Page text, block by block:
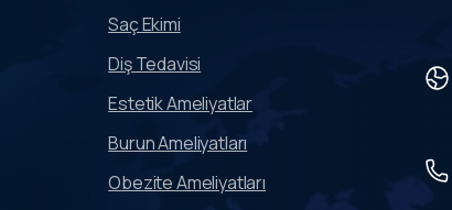
Saç Ekimi
Diş Tedavisi
Estetik Ameliyatlar
Burun Ameliyatları
Obezite Ameliyatları